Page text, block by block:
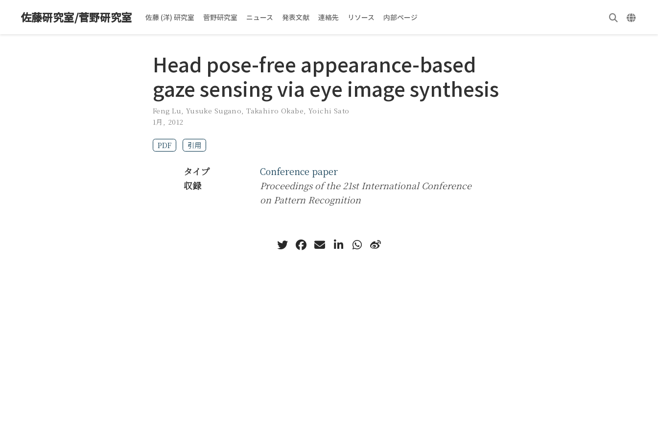
佐藤研究室/菅野研究室 佐藤 (洋) 研究室 菅野研究室 ニュース 発表文献 連絡先 リソース 内部ページ
Head pose-free appearance-based
gaze sensing via eye image synthesis
Feng Lu, Yusuke Sugano,Takahiro Okabe, Yoichi Sato
1月, 2012
PDF 引用
タイプ
Conference paper
収録
Proceedings of the 21st International Conference
on Pattern Recognition